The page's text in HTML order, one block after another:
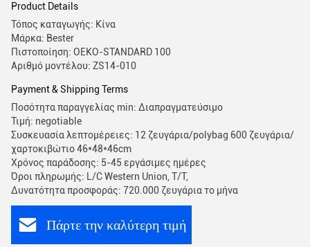
Product Details
Τόπος καταγωγής: Κίνα
Μάρκα: Bester
Πιστοποίηση: OEKO-STANDARD 100
Αριθμό μοντέλου: ZS14-010
Payment & Shipping Terms
Ποσότητα παραγγελίας min: Διαπραγματεύσιμο
Τιμή: negotiable
Συσκευασία λεπτομέρειες: 12 ζευγάρια/polybag 600 ζευγάρια/
χαρτοκιβώτιο 46*48*46cm
Χρόνος παράδοσης: 5-45 εργάσιμες ημέρες
Όροι πληρωμής: L/C Western Union, T/T,
Δυνατότητα προσφοράς: 720.000 ζευγάρια το μήνα
Πάρτε την καλύτερη τιμή